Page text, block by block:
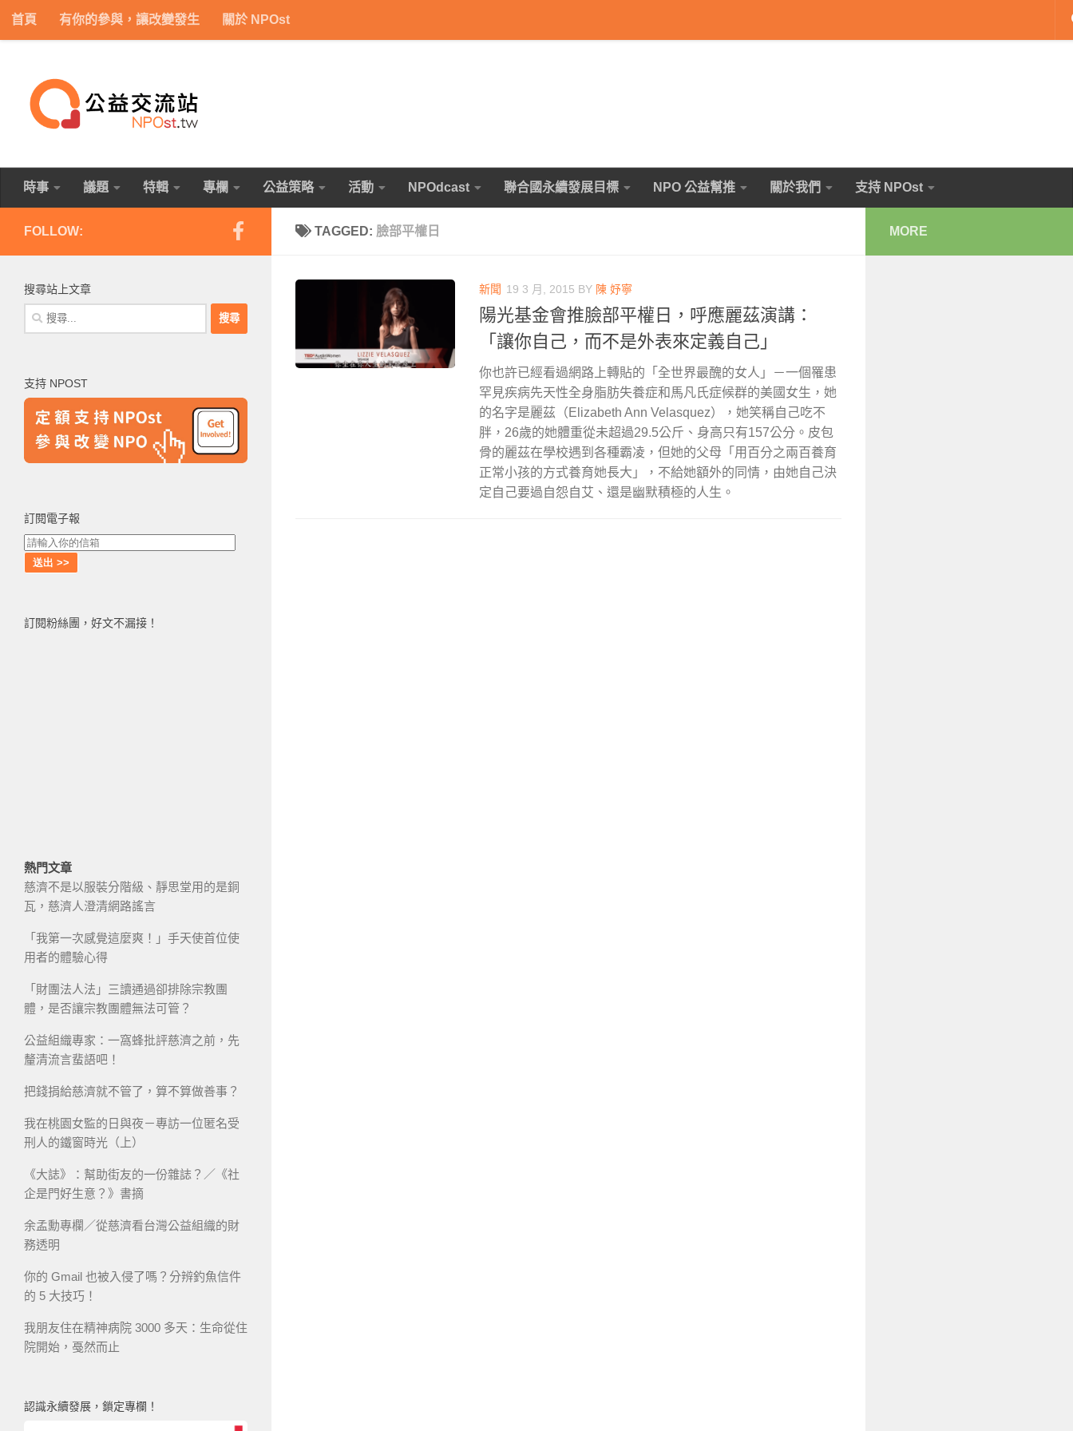
Skip to content
首頁 有你的參與，讓改變發生 關於 NPOst
時事 議題 特輯 專欄 公益策略 活動 NPOdcast 聯合國永續發展目標 NPO 公益幫推 關於我們 支持 NPOst
TAGGED: 臉部平權日
新聞 19 3 月, 2015 BY 陳 妤寧
陽光基金會推臉部平權日，呼應麗茲演講：
「讓你自己，而不是外表來定義自己」
你也許已經看過網路上轉貼的「全世界最醜的女人」－一個罹患
罕見疾病先天性全身脂肪失養症和馬凡氏症候群的美國女生，她
的名字是麗茲（Elizabeth Ann Velasquez），她笑稱自己吃不
胖，26歲的她體重從未超過29.5公斤、身高只有157公分。皮包
骨的麗茲在學校遇到各種霸凌，但她的父母「用百分之兩百養育
正常小孩的方式養育她長大」，不給她額外的同情，由她自己決
定自己要過自怨自艾、還是幽默積極的人生。
FOLLOW:
搜尋站上文章
搜
尋
字:
支持 NPOST
訂閱電子報
訂閱粉絲團，好文不漏接！
熱門文章
慈濟不是以服裝分階級、靜思堂用的是銅
瓦，慈濟人澄清網路謠言
「我第一次感覺這麼爽！」手天使首位使
用者的體驗心得
「財團法人法」三讀通過卻排除宗教團
體，是否讓宗教團體無法可管？
公益組織專家：一窩蜂批評慈濟之前，先
釐清流言蜚語吧！
把錢捐給慈濟就不管了，算不算做善事？
我在桃園女監的日與夜－專訪一位匿名受
刑人的鐵窗時光（上）
《大誌》：幫助街友的一份雜誌？／《社
企是門好生意？》書摘
余孟勳專欄／從慈濟看台灣公益組織的財
務透明
你的 Gmail 也被入侵了嗎？分辨釣魚信件
的 5 大技巧！
我朋友住在精神病院 3000 多天：生命從住
院開始，戞然而止
認識永續發展，鎖定專欄！
MORE